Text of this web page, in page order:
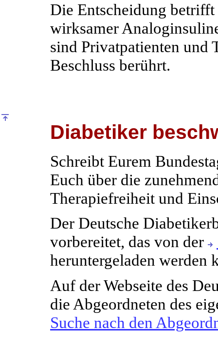
Die Entscheidung
wirksamer
sind Privatpatienten und
Beschluss berührt.
Diabetiker
Schreibt Eurem
Euch über die
Therapiefreiheit und
Der Deutsche
vorbereitet, das von der
heruntergeladen werden
Auf der Webseite des
die Abgeordneten des
Suche nach den